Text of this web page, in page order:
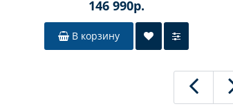
146 990р.
В корзину